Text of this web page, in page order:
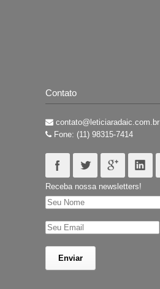
Contato
contato@leticiaradaic.com.br
Fone: (11) 98315-7414
Receba nossa newsletters!